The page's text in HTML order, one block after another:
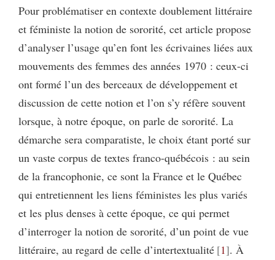
Pour problématiser en contexte doublement littéraire
et féministe la notion de sororité, cet article propose
d’analyser l’usage qu’en font les écrivaines liées aux
mouvements des femmes des années 1970 : ceux-ci
ont formé l’un des berceaux de développement et
discussion de cette notion et l’on s’y réfère souvent
lorsque, à notre époque, on parle de sororité. La
démarche sera comparatiste, le choix étant porté sur
un vaste corpus de textes franco-québécois : au sein
de la francophonie, ce sont la France et le Québec
qui entretiennent les liens féministes les plus variés
et les plus denses à cette époque, ce qui permet
d’interroger la notion de sororité, d’un point de vue
littéraire, au regard de celle d’intertextualité 1 . À